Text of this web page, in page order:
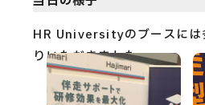
HR Universityのブースには
りいただきました。